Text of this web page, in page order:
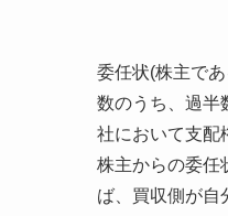
委任状(株主で
数のうち、過半
社において支配
株主からの委任
ば、買収側が自